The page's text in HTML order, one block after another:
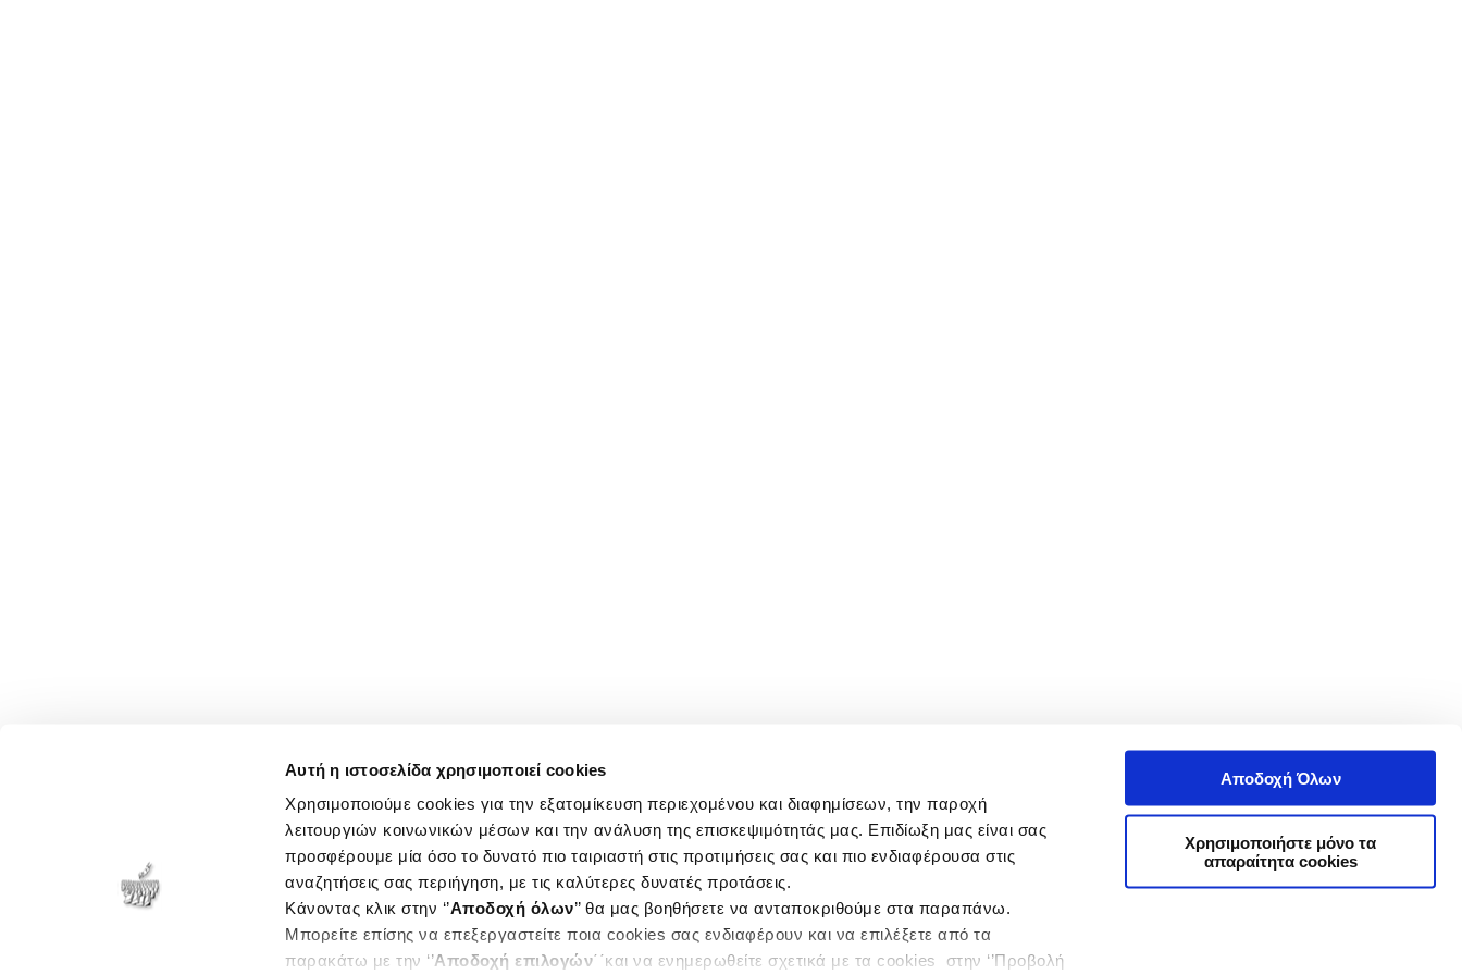
Αυτή η ιστοσελίδα χρησιμοποιεί cookies
Χρησιμοποιούμε cookies για την εξατομίκευση περιεχομένου και διαφημίσεων, την παροχή
λειτουργιών κοινωνικών μέσων και την ανάλυση της επισκεψιμότητάς μας. Επιδίωξη μας είναι σας
προσφέρουμε μία όσο το δυνατό πιο ταιριαστή στις προτιμήσεις σας και πιο ενδιαφέρουσα στις
αναζητήσεις σας περιήγηση, με τις καλύτερες δυνατές προτάσεις.
Κάνοντας κλικ στην ‘’Αποδοχή όλων’’ θα μας βοηθήσετε να ανταποκριθούμε στα παραπάνω.
Μπορείτε επίσης να επεξεργαστείτε ποια cookies σας ενδιαφέρουν και να επιλέξετε από τα
παρακάτω με την ‘’Αποδοχή επιλογών΄΄και να ενημερωθείτε σχετικά με τα cookies στην ‘’Προβολή
Αποδοχή Όλων
Χρησιμοποιήστε μόνο τα
απαραίτητα cookies